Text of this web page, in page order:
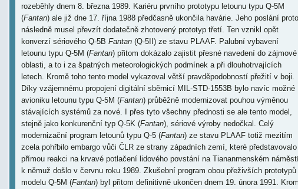
rozeběhly dnem 8. března 1989. Kariéru prvního prototypu letounu typu Q-5M
(Fantan) ale již dne 17. října 1988 předčasně ukončila havárie. Jeho poslání proto
následně musel převzít dodatečně zhotovený prototyp třetí. Ten vznikl opět
konverzí sériového Q-5B Fantan(Q-5II) ze stavu PLAAF. Palubní vybavení
letounu typu Q-5M (Fantan) přitom dokázalo zajistit přesné navedení do zájmové
oblasti, a to i za špatných meteorologických podmínek a při dlouhotrvajících
letech. Kromě toho tento model vykazoval větší pravděpodobností přežití v boji.
Díky vzájemnému propojení digitální sběrnicí MIL-STD-1553B bylo navíc možné
avioniku letounu typu Q-5M (Fantan) průběžně modernizovat pouhou výměnou
stávajících systémů za nové. I přes tyto všechny přednosti se ale tento model,
stejně jako konkurenční typ Q-5K (Fantan), sériové výroby nedočkal. Celý
modernizační program letounů typu Q-5 (Fantan) ze stavu PLAAF totiž mezitím
zcela pohřbilo embargo vůči ČLR ze strany západních zemí, které představovalo
přímou reakci na krvavé potlačení lidového povstání na Tiananmenském
k němuž došlo v červnu roku 1989. Zkušební program obou přeživších prototypů
modelu Q-5M (Fantan) byl přitom definitivně ukončen dnem 19. února 1991.